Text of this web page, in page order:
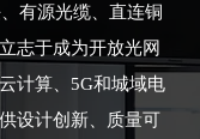
有源光缆、直连铜
志于成为开放光网
计算、5G和城域电
设计创新、质量可